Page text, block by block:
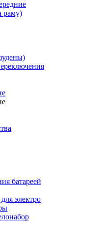
раму)
батареей
электро